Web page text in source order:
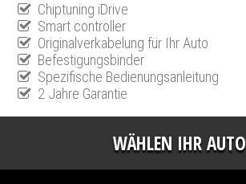
Chiptuning iDrive
Smart controller
Originalverkabelung für Ihr Auto
Befestigungsbinder
Spezifische Bedienungsanleitung
2 Jahre Garantie
WÄHLEN IHR AUTO